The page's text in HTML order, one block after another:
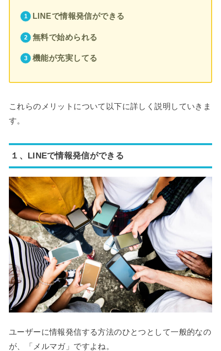
LINEで情報発信ができる
無料で始められる
機能が充実してる
これらのメリットについて以下に詳しく説明していきま
す。
１、LINEで情報発信ができる
ユーザーに情報発信する方法のひとつとして一般的なの
が、「メルマガ」ですよね。